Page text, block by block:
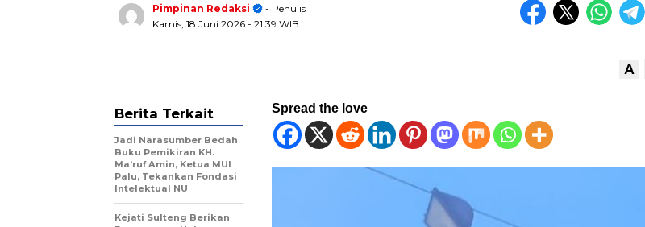
Pimpinan Redaksi
- Penulis
Kamis, 18 Juni 2026 - 21:39 WIB
A
Spread the love
Berita Terkait
Jadi Narasumber Bedah
Buku Pemikiran KH.
Ma’ruf Amin, Ketua MUI
Palu, Tekankan Fondasi
Intelektual NU
Kejati Sulteng Berikan